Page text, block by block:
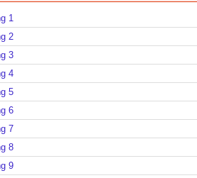
1
2
3
4
5
6
7
8
9